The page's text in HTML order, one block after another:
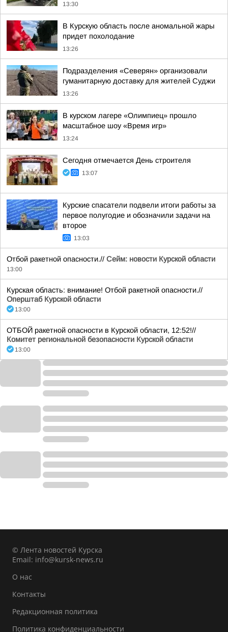
13:30
В Курскую область после аномальной жары
придет похолодание
13:26
Подразделения «Северян» организовали
гуманитарную доставку для жителей Суджи
13:26
В курском лагере «Олимпиец» прошло
масштабное шоу «Время игр»
13:24
Сегодня отмечается День строителя
13:07
Курские спасатели подвели итоги работы за
первое полугодие и обозначили задачи на
второе
13:03
Отбой ракетной опасности.// Сейм: новости Курской области
13:00
Курская область: внимание! Отбой ракетной опасности.//
Оперштаб Курской области
13:00
ОТБОЙ ракетной опасности в Курской области, 12:52!//
Комитет региональной безопасности Курской области
13:00
© Лента новостей Курска
Email: info@kursk-news.ru
О нас
Контакты
Редакционная политика
Политика конфиденциальности